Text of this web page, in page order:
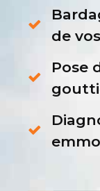
de
Pose